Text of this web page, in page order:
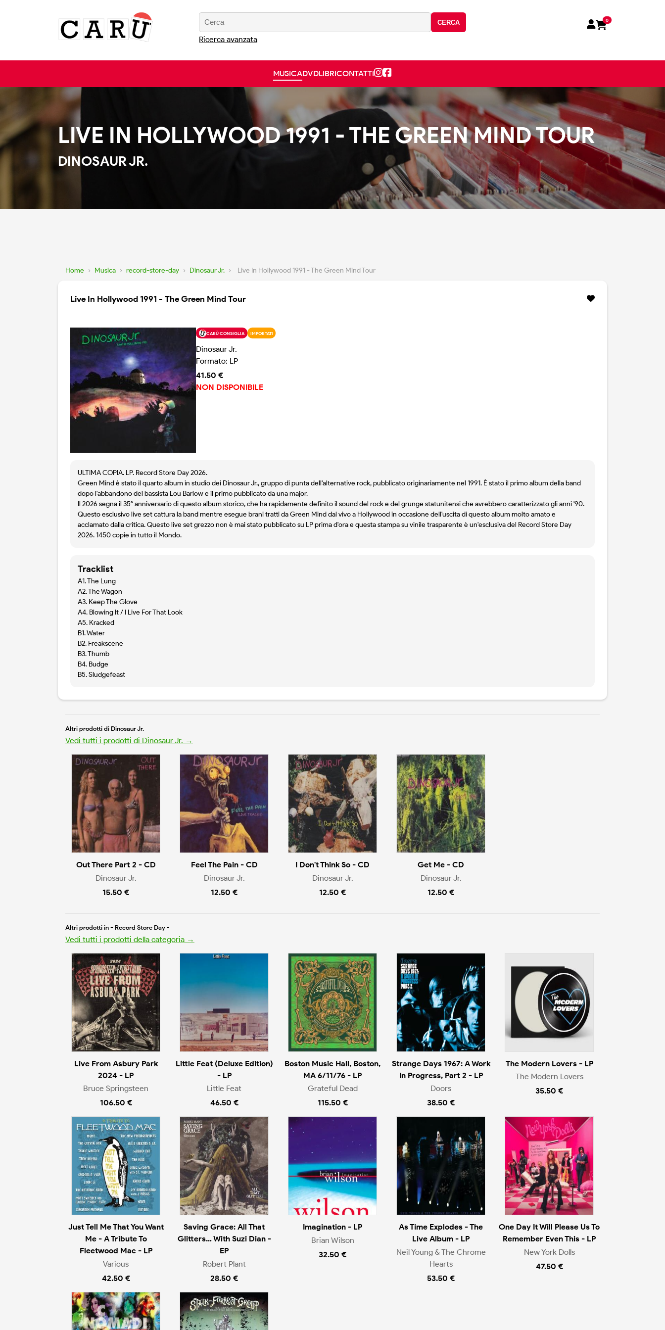
CERCA
Ricerca avanzata
0
MUSICADVDLIBRICONTATTI
LIVE IN HOLLYWOOD 1991 - THE GREEN MIND TOUR
DINOSAUR JR.
Home › Musica › record-store-day › Dinosaur Jr. › Live In Hollywood 1991 - The Green Mind Tour
Live In Hollywood 1991 - The Green Mind Tour
CARÙ CONSIGLIA IMPORTATI
Dinosaur Jr.
Formato: LP
41.50 €
NON DISPONIBILE
ULTIMA COPIA. LP. Record Store Day 2026.
Green Mind è stato il quarto album in studio dei Dinosaur Jr., gruppo di punta dell'alternative rock, pubblicato originariamente nel 1991. È stato il primo album della band
dopo l'abbandono del bassista Lou Barlow e il primo pubblicato da una major.
Il 2026 segna il 35° anniversario di questo album storico, che ha rapidamente definito il sound del rock e del grunge statunitensi che avrebbero caratterizzato gli anni '90.
Questo esclusivo live set cattura la band mentre esegue brani tratti da Green Mind dal vivo a Hollywood in occasione dell'uscita di questo album molto amato e
acclamato dalla critica. Questo live set grezzo non è mai stato pubblicato su LP prima d'ora e questa stampa su vinile trasparente è un'esclusiva del Record Store Day
2026. 1450 copie in tutto il Mondo.
Tracklist
A1. The Lung
A2. The Wagon
A3. Keep The Glove
A4. Blowing It / I Live For That Look
A5. Kracked
B1. Water
B2. Freakscene
B3. Thumb
B4. Budge
B5. Sludgefeast
Altri prodotti di Dinosaur Jr.
Vedi tutti i prodotti di Dinosaur Jr. →
Out There Part 2 - CD
Dinosaur Jr.
15.50 €
Feel The Pain - CD
Dinosaur Jr.
12.50 €
I Don't Think So - CD
Dinosaur Jr.
12.50 €
Get Me - CD
Dinosaur Jr.
12.50 €
Altri prodotti in - Record Store Day -
Vedi tutti i prodotti della categoria →
Live From Asbury Park
2024 - LP
Bruce Springsteen
106.50 €
Little Feat (Deluxe Edition)
- LP
Little Feat
46.50 €
Boston Music Hall, Boston,
MA 6/11/76 - LP
Grateful Dead
115.50 €
Strange Days 1967: A Work
In Progress, Part 2 - LP
Doors
38.50 €
The Modern Lovers - LP
The Modern Lovers
35.50 €
Just Tell Me That You Want
Me - A Tribute To
Fleetwood Mac - LP
Various
42.50 €
Saving Grace: All That
Glitters… With Suzi Dian -
EP
Robert Plant
28.50 €
Imagination - LP
Brian Wilson
32.50 €
As Time Explodes - The
Live Album - LP
Neil Young & The Chrome
Hearts
53.50 €
One Day It Will Please Us To
Remember Even This - LP
New York Dolls
47.50 €